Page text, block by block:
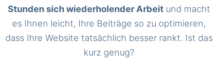
Stunden sich wiederholender Arbeitund macht
es Ihnen leicht, Ihre Beiträge so zu optimieren,
dass Ihre Website tatsächlich besser rankt. Ist das
kurz genug?